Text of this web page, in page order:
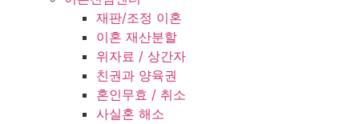
재판/조정 이혼
이혼 재산분할
위자료 / 상간자
친권과 양육권
혼인무효 / 취소
사실혼 해소